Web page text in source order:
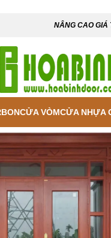
NÂNG CAO GIÁ
CỬA VÒMCỬA NHỰA